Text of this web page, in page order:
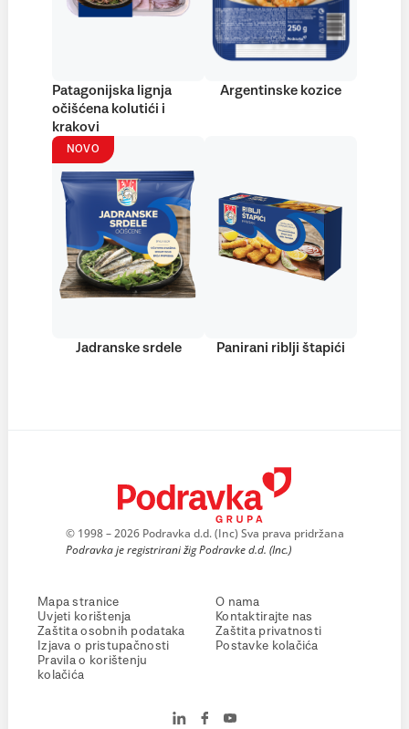
Patagonijska lignja
očišćena kolutići i
krakovi
Argentinske kozice
NOVO
Jadranske srdele Panirani riblji štapići
© 1998 – 2026 Podravka d.d. (Inc) Sva prava pridržana
Podravka je registrirani žig Podravke d.d. (Inc.)
Mapa stranice
Uvjeti korištenja
Zaštita osobnih podataka
Izjava o pristupačnosti
Pravila o korištenju
kolačića
O nama
Kontaktirajte nas
Zaštita privatnosti
Postavke kolačića